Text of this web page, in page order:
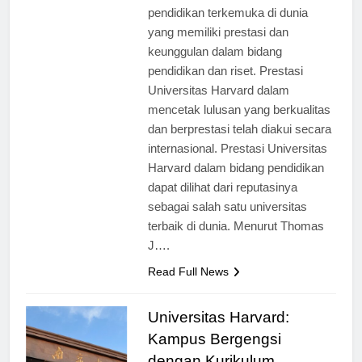
merupakan salah satu institusi
pendidikan terkemuka di dunia
yang memiliki prestasi dan
keunggulan dalam bidang
pendidikan dan riset. Prestasi
Universitas Harvard dalam
mencetak lulusan yang berkualitas
dan berprestasi telah diakui secara
internasional. Prestasi Universitas
Harvard dalam bidang pendidikan
dapat dilihat dari reputasinya
sebagai salah satu universitas
terbaik di dunia. Menurut Thomas
Universitas Harvard:
Kampus Bergengsi